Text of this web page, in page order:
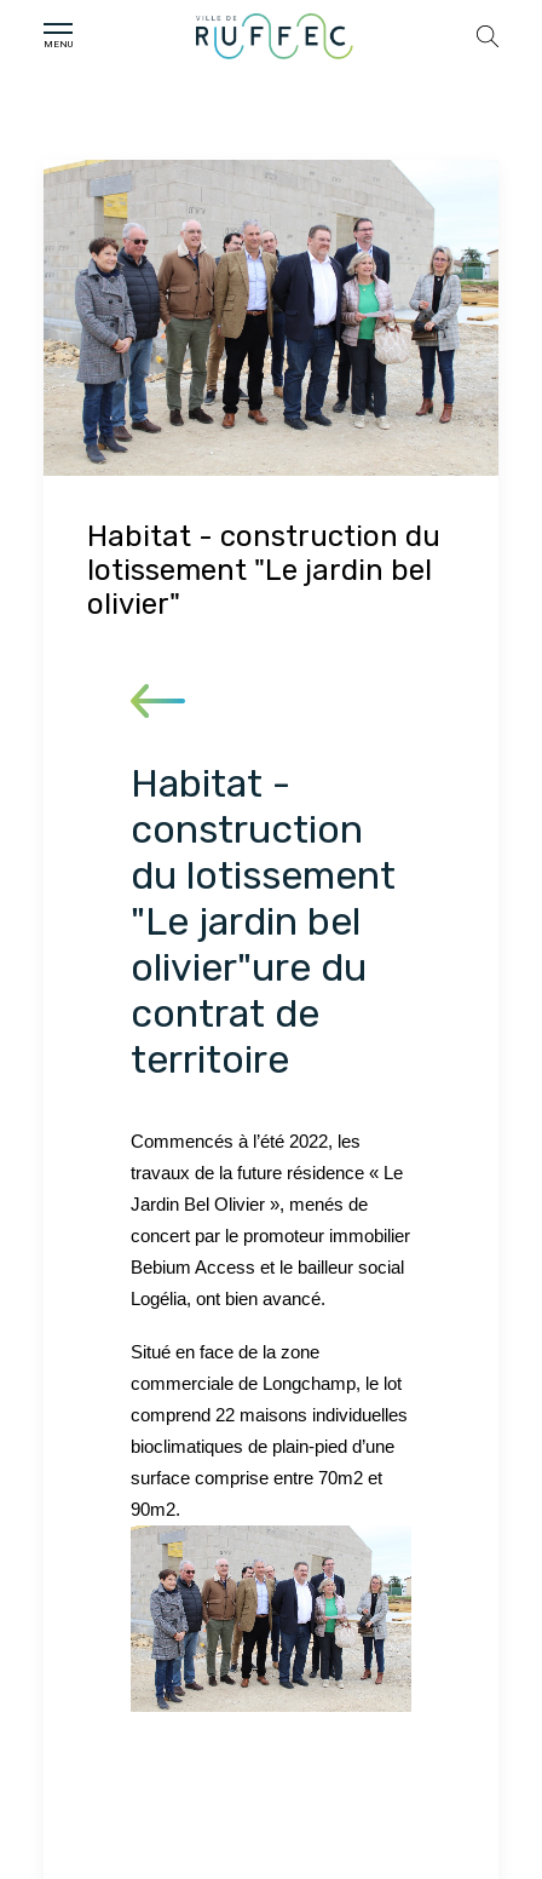
Habitat - construction du
lotissement "Le jardin bel
olivier"
Habitat -
construction
du lotissement
"Le jardin bel
olivier"ure du
contrat de
territoire
Commencés à l’été 2022, les
travaux de la future résidence « Le
Jardin Bel Olivier », menés de
concert par le promoteur immobilier
Bebium Access et le bailleur social
Logélia, ont bien avancé.
Situé en face de la zone
commerciale de Longchamp, le lot
comprend 22 maisons individuelles
bioclimatiques de plain-pied d’une
surface comprise entre 70m2 et
90m2.